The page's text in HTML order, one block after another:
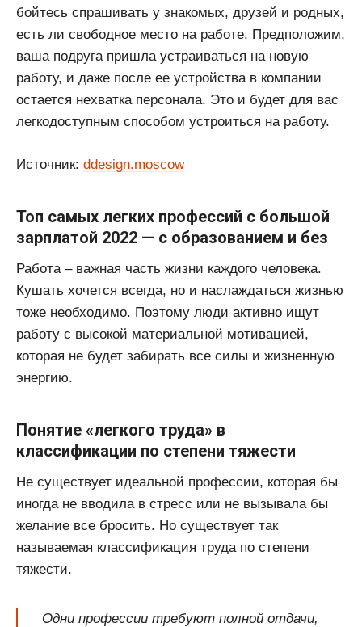
бойтесь спрашивать у знакомых, друзей и родных,
есть ли свободное место на работе. Предположим,
ваша подруга пришла устраиваться на новую
работу, и даже после ее устройства в компании
остается нехватка персонала. Это и будет для вас
легкодоступным способом устроиться на работу.
Источник: ddesign.moscow
Топ самых легких профессий с большой
зарплатой 2022 — с образованием и без
Работа – важная часть жизни каждого человека.
Кушать хочется всегда, но и наслаждаться жизнью
тоже необходимо. Поэтому люди активно ищут
работу с высокой материальной мотивацией,
которая не будет забирать все силы и жизненную
энергию.
Понятие «легкого труда» в
классификации по степени тяжести
Не существует идеальной профессии, которая бы
иногда не вводила в стресс или не вызывала бы
желание все бросить. Но существует так
называемая классификация труда по степени
тяжести.
Одни профессии требуют полной отдачи,